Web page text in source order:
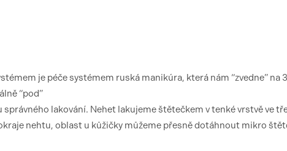
je péče systémem ruská manikúra, která nám “zvedne” na
“pod”
lakování. Nehet lakujeme štětečkem v tenké vrstvě ve
nehtu, oblast u kůžičky můžeme přesně dotáhnout mikro